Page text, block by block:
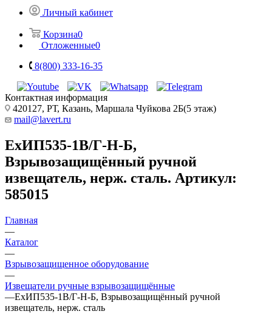
Личный кабинет
Корзина0
Отложенные0
8(800) 333-16-35
Контактная информация
420127, РТ, Казань, Маршала Чуйкова 2Б(5 этаж)
mail@lavert.ru
ExИП535-1В/Г-Н-Б,
Взрывозащищённый ручной
извещатель, нерж. сталь. Артикул:
585015
Главная
—
Каталог
—
Взрывозащищенное оборудование
—
Извещатели ручные взрывозащищённые
—ExИП535-1В/Г-Н-Б, Взрывозащищённый ручной
извещатель, нерж. сталь